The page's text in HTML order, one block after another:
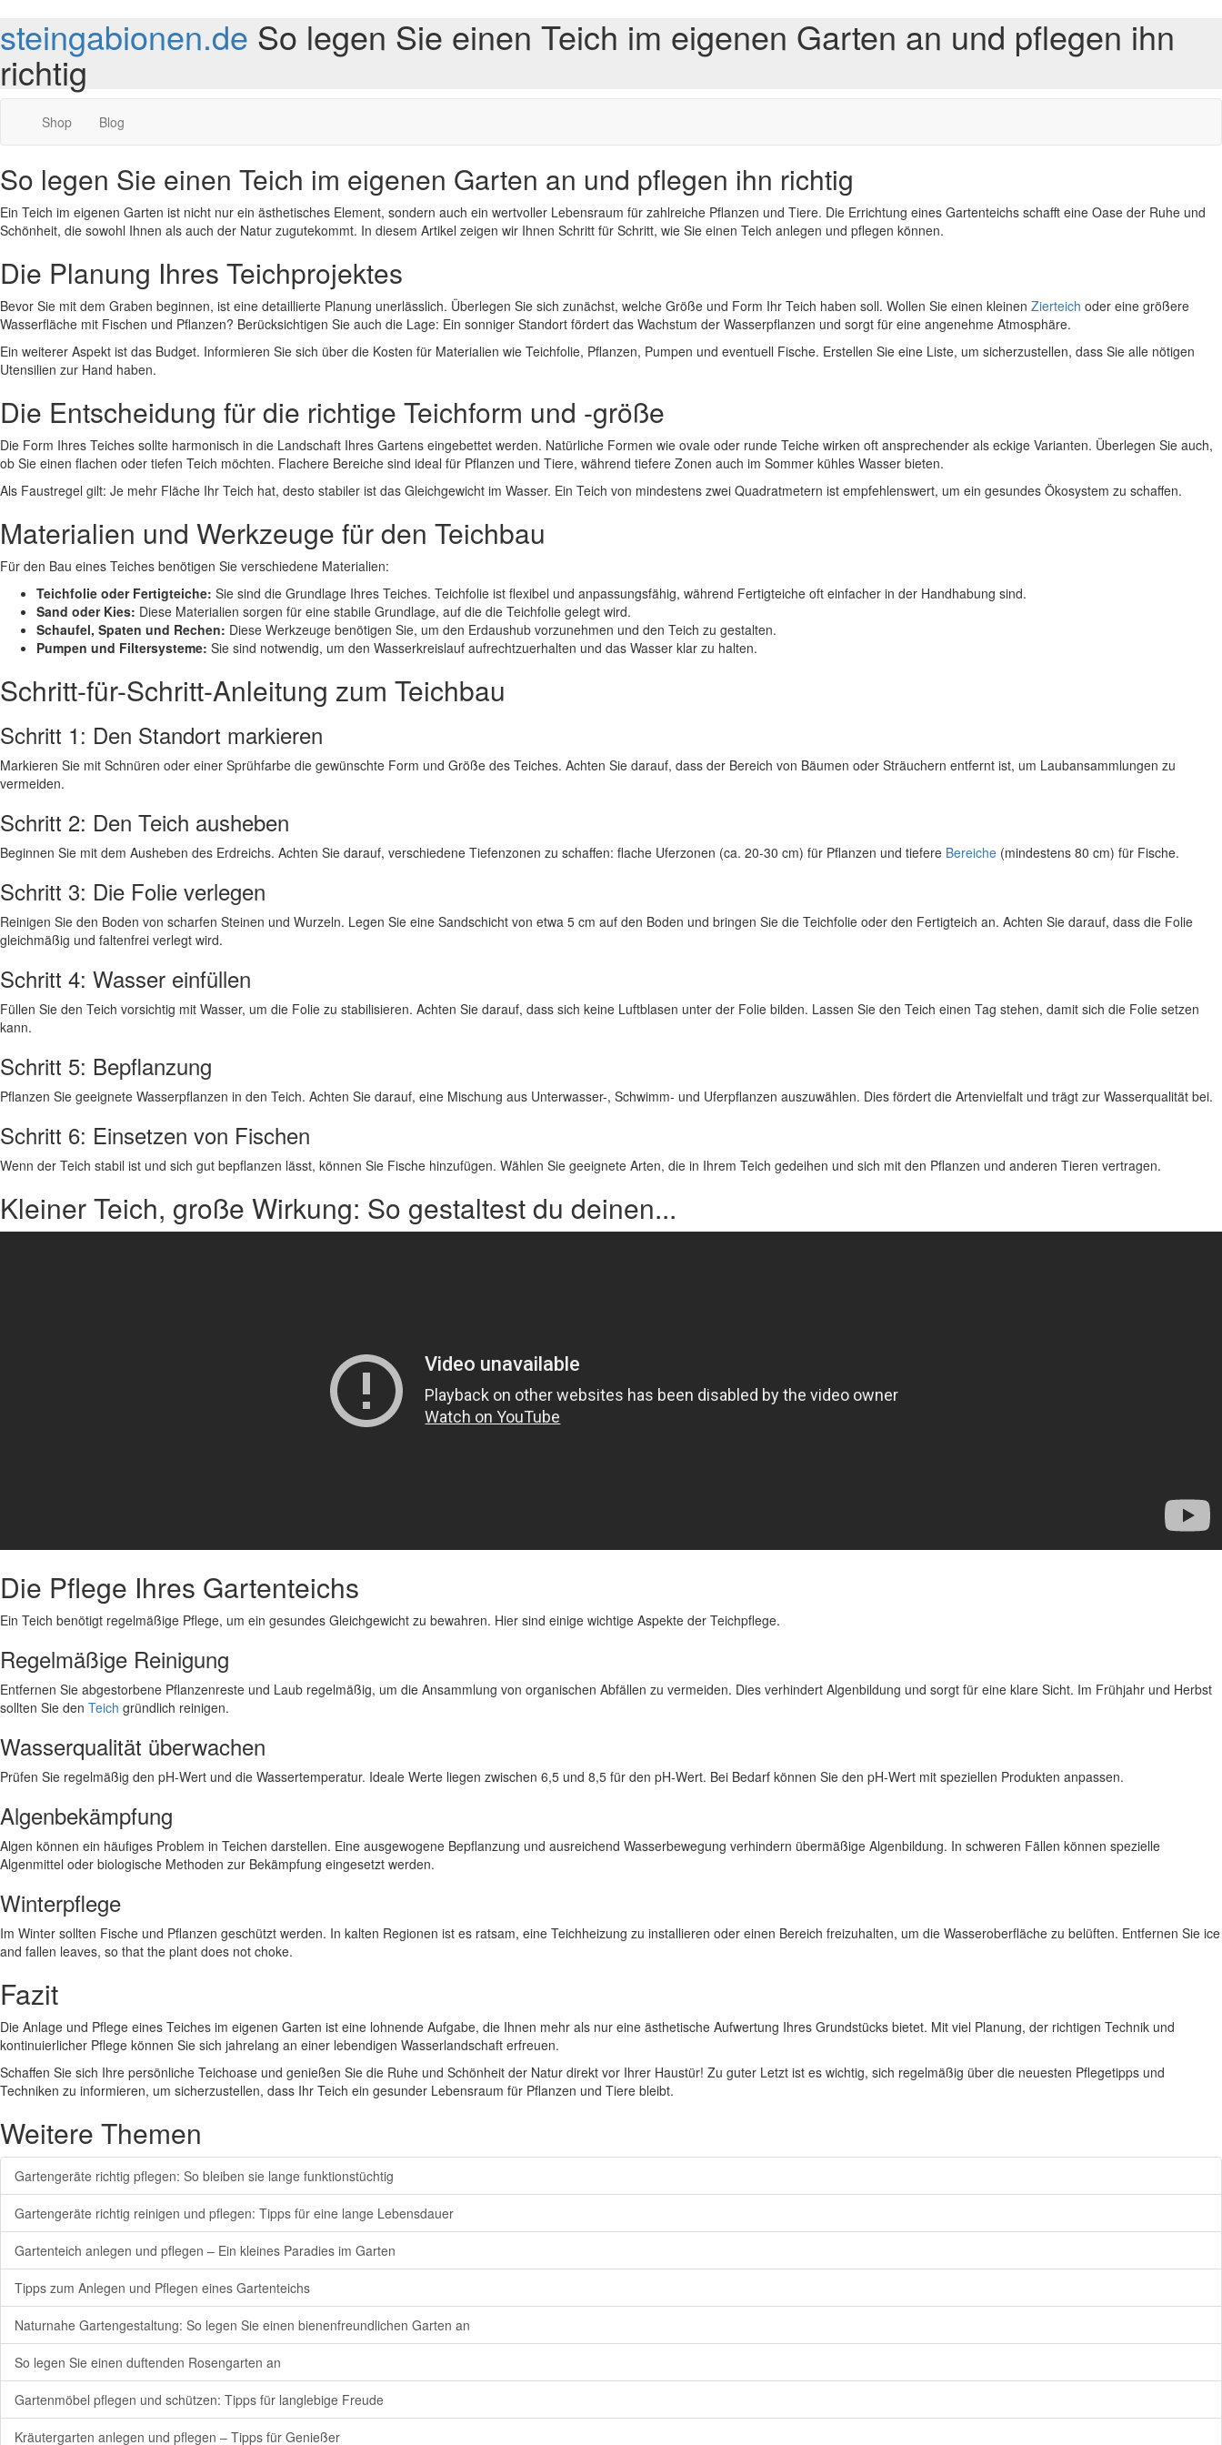
steingabionen.de So legen Sie einen Teich im eigenen Garten an und pflegen ihn
richtig
Shop Blog
So legen Sie einen Teich im eigenen Garten an und pflegen ihn richtig
Ein Teich im eigenen Garten ist nicht nur ein ästhetisches Element, sondern auch ein wertvoller Lebensraum für zahlreiche Pflanzen und Tiere. Die Errichtung eines Gartenteichs schafft eine Oase der Ruhe und
Schönheit, die sowohl Ihnen als auch der Natur zugutekommt. In diesem Artikel zeigen wir Ihnen Schritt für Schritt, wie Sie einen Teich anlegen und pflegen können.
Die Planung Ihres Teichprojektes
Bevor Sie mit dem Graben beginnen, ist eine detaillierte Planung unerlässlich. Überlegen Sie sich zunächst, welche Größe und Form Ihr Teich haben soll. Wollen Sie einen kleinen Zierteich oder eine größere
Wasserfläche mit Fischen und Pflanzen? Berücksichtigen Sie auch die Lage: Ein sonniger Standort fördert das Wachstum der Wasserpflanzen und sorgt für eine angenehme Atmosphäre.
Ein weiterer Aspekt ist das Budget. Informieren Sie sich über die Kosten für Materialien wie Teichfolie, Pflanzen, Pumpen und eventuell Fische. Erstellen Sie eine Liste, um sicherzustellen, dass Sie alle nötigen
Utensilien zur Hand haben.
Die Entscheidung für die richtige Teichform und -größe
Die Form Ihres Teiches sollte harmonisch in die Landschaft Ihres Gartens eingebettet werden. Natürliche Formen wie ovale oder runde Teiche wirken oft ansprechender als eckige Varianten. Überlegen Sie auch,
ob Sie einen flachen oder tiefen Teich möchten. Flachere Bereiche sind ideal für Pflanzen und Tiere, während tiefere Zonen auch im Sommer kühles Wasser bieten.
Als Faustregel gilt: Je mehr Fläche Ihr Teich hat, desto stabiler ist das Gleichgewicht im Wasser. Ein Teich von mindestens zwei Quadratmetern ist empfehlenswert, um ein gesundes Ökosystem zu schaffen.
Materialien und Werkzeuge für den Teichbau
Für den Bau eines Teiches benötigen Sie verschiedene Materialien:
Teichfolie oder Fertigteiche: Sie sind die Grundlage Ihres Teiches. Teichfolie ist flexibel und anpassungsfähig, während Fertigteiche oft einfacher in der Handhabung sind.
Sand oder Kies: Diese Materialien sorgen für eine stabile Grundlage, auf die die Teichfolie gelegt wird.
Schaufel, Spaten und Rechen: Diese Werkzeuge benötigen Sie, um den Erdaushub vorzunehmen und den Teich zu gestalten.
Pumpen und Filtersysteme: Sie sind notwendig, um den Wasserkreislauf aufrechtzuerhalten und das Wasser klar zu halten.
Schritt-für-Schritt-Anleitung zum Teichbau
Schritt 1: Den Standort markieren
Markieren Sie mit Schnüren oder einer Sprühfarbe die gewünschte Form und Größe des Teiches. Achten Sie darauf, dass der Bereich von Bäumen oder Sträuchern entfernt ist, um Laubansammlungen zu
vermeiden.
Schritt 2: Den Teich ausheben
Beginnen Sie mit dem Ausheben des Erdreichs. Achten Sie darauf, verschiedene Tiefenzonen zu schaffen: flache Uferzonen (ca. 20-30 cm) für Pflanzen und tiefere Bereiche (mindestens 80 cm) für Fische.
Schritt 3: Die Folie verlegen
Reinigen Sie den Boden von scharfen Steinen und Wurzeln. Legen Sie eine Sandschicht von etwa 5 cm auf den Boden und bringen Sie die Teichfolie oder den Fertigteich an. Achten Sie darauf, dass die Folie
gleichmäßig und faltenfrei verlegt wird.
Schritt 4: Wasser einfüllen
Füllen Sie den Teich vorsichtig mit Wasser, um die Folie zu stabilisieren. Achten Sie darauf, dass sich keine Luftblasen unter der Folie bilden. Lassen Sie den Teich einen Tag stehen, damit sich die Folie setzen
kann.
Schritt 5: Bepflanzung
Pflanzen Sie geeignete Wasserpflanzen in den Teich. Achten Sie darauf, eine Mischung aus Unterwasser-, Schwimm- und Uferpflanzen auszuwählen. Dies fördert die Artenvielfalt und trägt zur Wasserqualität bei.
Schritt 6: Einsetzen von Fischen
Wenn der Teich stabil ist und sich gut bepflanzen lässt, können Sie Fische hinzufügen. Wählen Sie geeignete Arten, die in Ihrem Teich gedeihen und sich mit den Pflanzen und anderen Tieren vertragen.
Kleiner Teich, große Wirkung: So gestaltest du deinen...
Die Pflege Ihres Gartenteichs
Ein Teich benötigt regelmäßige Pflege, um ein gesundes Gleichgewicht zu bewahren. Hier sind einige wichtige Aspekte der Teichpflege.
Regelmäßige Reinigung
Entfernen Sie abgestorbene Pflanzenreste und Laub regelmäßig, um die Ansammlung von organischen Abfällen zu vermeiden. Dies verhindert Algenbildung und sorgt für eine klare Sicht. Im Frühjahr und Herbst
sollten Sie den Teich gründlich reinigen.
Wasserqualität überwachen
Prüfen Sie regelmäßig den pH-Wert und die Wassertemperatur. Ideale Werte liegen zwischen 6,5 und 8,5 für den pH-Wert. Bei Bedarf können Sie den pH-Wert mit speziellen Produkten anpassen.
Algenbekämpfung
Algen können ein häufiges Problem in Teichen darstellen. Eine ausgewogene Bepflanzung und ausreichend Wasserbewegung verhindern übermäßige Algenbildung. In schweren Fällen können spezielle
Algenmittel oder biologische Methoden zur Bekämpfung eingesetzt werden.
Winterpflege
Im Winter sollten Fische und Pflanzen geschützt werden. In kalten Regionen ist es ratsam, eine Teichheizung zu installieren oder einen Bereich freizuhalten, um die Wasseroberfläche zu belüften. Entfernen Sie ice
and fallen leaves, so that the plant does not choke.
Fazit
Die Anlage und Pflege eines Teiches im eigenen Garten ist eine lohnende Aufgabe, die Ihnen mehr als nur eine ästhetische Aufwertung Ihres Grundstücks bietet. Mit viel Planung, der richtigen Technik und
kontinuierlicher Pflege können Sie sich jahrelang an einer lebendigen Wasserlandschaft erfreuen.
Schaffen Sie sich Ihre persönliche Teichoase und genießen Sie die Ruhe und Schönheit der Natur direkt vor Ihrer Haustür! Zu guter Letzt ist es wichtig, sich regelmäßig über die neuesten Pflegetipps und
Techniken zu informieren, um sicherzustellen, dass Ihr Teich ein gesunder Lebensraum für Pflanzen und Tiere bleibt.
Weitere Themen
Gartengeräte richtig pflegen: So bleiben sie lange funktionstüchtig
Gartengeräte richtig reinigen und pflegen: Tipps für eine lange Lebensdauer
Gartenteich anlegen und pflegen – Ein kleines Paradies im Garten
Tipps zum Anlegen und Pflegen eines Gartenteichs
Naturnahe Gartengestaltung: So legen Sie einen bienenfreundlichen Garten an
So legen Sie einen duftenden Rosengarten an
Gartenmöbel pflegen und schützen: Tipps für langlebige Freude
Kräutergarten anlegen und pflegen – Tipps für Genießer